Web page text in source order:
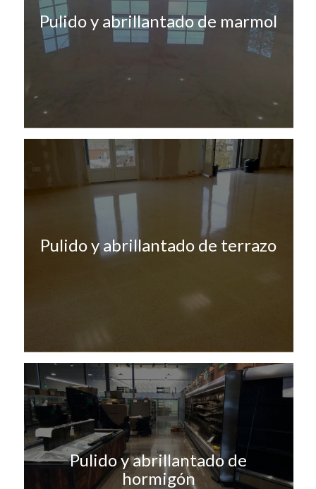
Pulido y abrillantado de marmol
Pulido y abrillantado de terrazo
Pulido y abrillantado de
hormigón